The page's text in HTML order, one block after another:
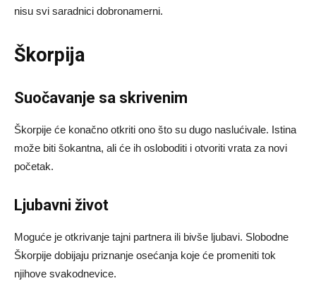
nisu svi saradnici dobronamerni.
Škorpija
Suočavanje sa skrivenim
Škorpije će konačno otkriti ono što su dugo naslućivale. Istina
može biti šokantna, ali će ih osloboditi i otvoriti vrata za novi
početak.
Ljubavni život
Moguće je otkrivanje tajni partnera ili bivše ljubavi. Slobodne
Škorpije dobijaju priznanje osećanja koje će promeniti tok
njihove svakodnevice.